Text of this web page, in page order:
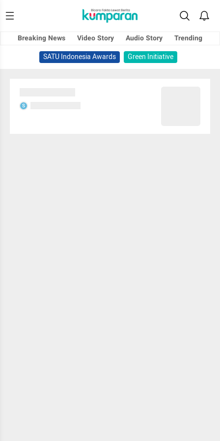
Breaking News Video Story Audio Story
Trending
SATU Indonesia Awards
Green Initiative
S